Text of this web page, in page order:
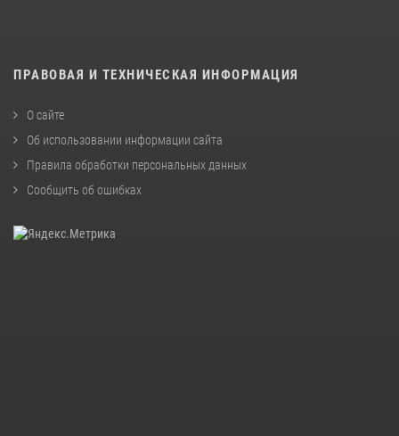
ПРАВОВАЯ И ТЕХНИЧЕСКАЯ ИНФОРМАЦИЯ
О сайте
Об использовании информации сайта
Правила обработки персональных данных
Сообщить об ошибках